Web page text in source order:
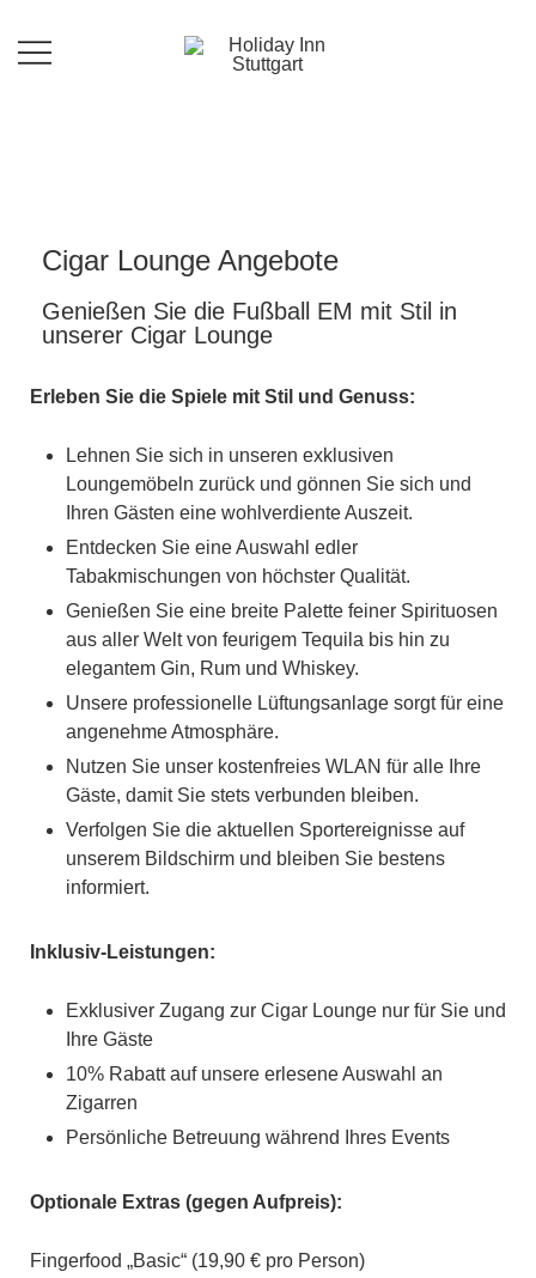
Cigar Lounge Angebote
Genießen Sie die Fußball EM mit Stil in
unserer Cigar Lounge
Erleben Sie die Spiele mit Stil und Genuss:
Lehnen Sie sich in unseren exklusiven
Loungemöbeln zurück und gönnen Sie sich und
Ihren Gästen eine wohlverdiente Auszeit.
Entdecken Sie eine Auswahl edler
Tabakmischungen von höchster Qualität.
Genießen Sie eine breite Palette feiner Spirituosen
aus aller Welt von feurigem Tequila bis hin zu
elegantem Gin, Rum und Whiskey.
Unsere professionelle Lüftungsanlage sorgt für eine
angenehme Atmosphäre.
Nutzen Sie unser kostenfreies WLAN für alle Ihre
Gäste, damit Sie stets verbunden bleiben.
Verfolgen Sie die aktuellen Sportereignisse auf
unserem Bildschirm und bleiben Sie bestens
informiert.
Inklusiv-Leistungen:
Exklusiver Zugang zur Cigar Lounge nur für Sie und
Ihre Gäste
10% Rabatt auf unsere erlesene Auswahl an
Zigarren
Persönliche Betreuung während Ihres Events
Optionale Extras (gegen Aufpreis):
Fingerfood „Basic“ (19,90 € pro Person)